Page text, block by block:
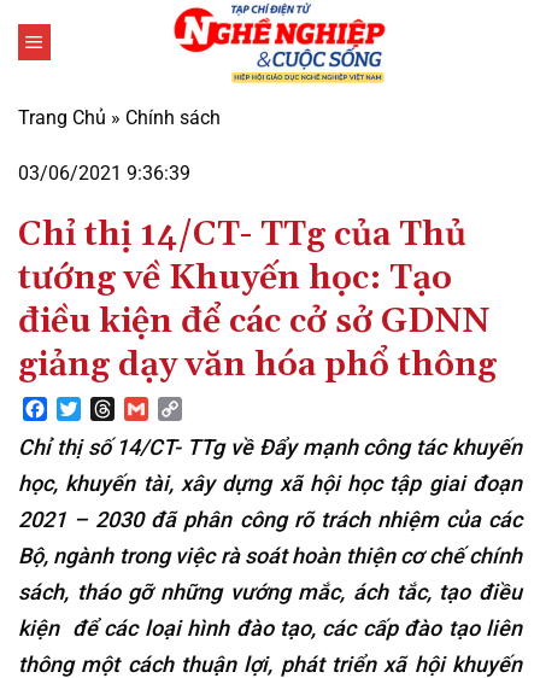
qua
dung
Trang Chủ » Chính sách
03/06/2021 9:36:39
Chỉ thị 14/CT- TTg của Thủ
tướng về Khuyến học: Tạo
điều kiện để các cở sở GDNN
giảng dạy văn hóa phổ thông
Facebook
TwitterThreads
Gmail
Chỉ thị số 14/CT- TTg về Đẩy mạnh công tác khuyến
học, khuyến tài, xây dựng xã hội học tập giai đoạn
2021 – 2030đã phân công rõ trách nhiệm của các
Bộ, ngành trong việc rà soát hoàn thiện cơ chế chính
sách, tháo gỡ những vướng mắc, ách tắc, tạo điều
kiện để các loại hình đào tạo, các cấp đào tạo liên
thông một cách thuận lợi, phát triển xã hội khuyến